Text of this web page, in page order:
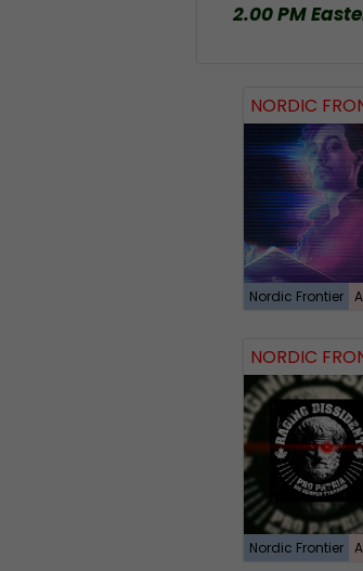
2.00 PM
NORDIC
Nordic Frontier
NORDIC
Nordic Frontier